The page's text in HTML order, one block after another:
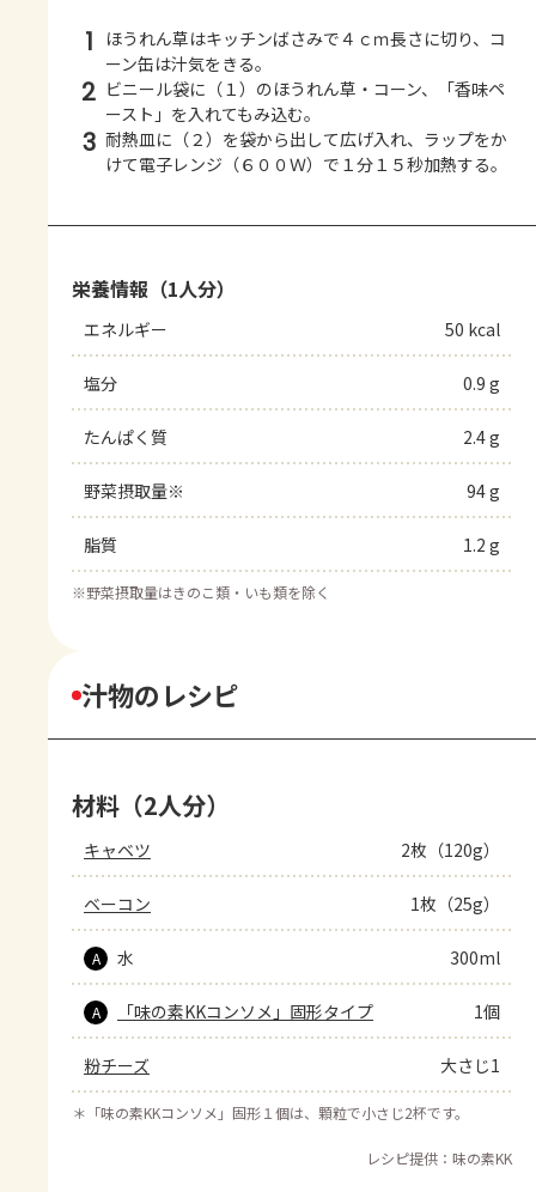
1
ほうれん草はキッチンばさみで４ｃｍ長さに切り、コ
ーン缶は汁気をきる。
2 ビニール袋に（１）のほうれん草・コーン、「香味ペ
ースト」を入れてもみ込む。
3 耐熱皿に（２）を袋から出して広げ入れ、ラップをか
けて電子レンジ（６００Ｗ）で１分１５秒加熱する。
栄養情報（1人分）
エネルギー 50 kcal
塩分 0.9 g
たんぱく質 2.4 g
野菜摂取量※ 94 g
脂質 1.2 g
※野菜摂取量はきのこ類・いも類を除く
汁物のレシピ
材料（2人分）
キャベツ 2枚（120g）
ベーコン 1枚（25g）
A 水 300ml
A 「味の素KKコンソメ」固形タイプ 1個
粉チーズ 大さじ1
＊ 「味の素KKコンソメ」固形１個は、顆粒で小さじ2杯です。
レシピ提供：味の素KK